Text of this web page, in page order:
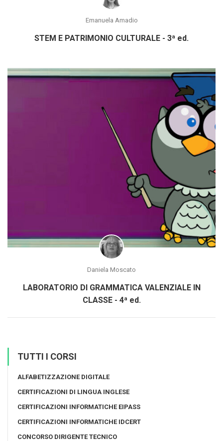
Emanuela Amadio
STEM E PATRIMONIO CULTURALE - 3ª ed.
Daniela Moscato
LABORATORIO DI GRAMMATICA VALENZIALE IN
CLASSE - 4ª ed.
TUTTI I CORSI
ALFABETIZZAZIONE DIGITALE
CERTIFICAZIONI DI LINGUA INGLESE
CERTIFICAZIONI INFORMATICHE EIPASS
CERTIFICAZIONI INFORMATICHE IDCERT
CONCORSO DIRIGENTE TECNICO